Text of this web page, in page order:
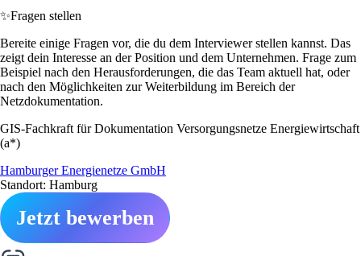
✨Fragen stellen
Bereite einige Fragen vor, die du dem Interviewer stellen kannst. Das
zeigt dein Interesse an der Position und dem Unternehmen. Frage zum
Beispiel nach den Herausforderungen, die das Team aktuell hat, oder
nach den Möglichkeiten zur Weiterbildung im Bereich der
Netzdokumentation.
GIS-Fachkraft für Dokumentation Versorgungsnetze Energiewirtschaft
(a*)
Hamburger Energienetze GmbH
Standort: Hamburg
Jetzt bewerben